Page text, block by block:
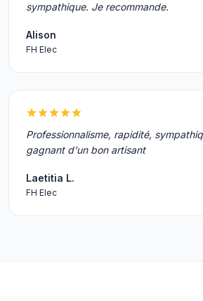
sympathique. Je recommande.
Alison
FH Elec
Professionnalisme, rapidité,
gagnant d'un bon artisant
Laetitia L.
FH Elec